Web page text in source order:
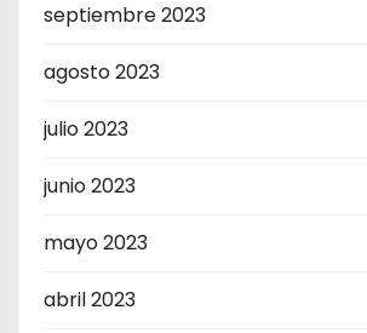
septiembre 2023
agosto 2023
julio 2023
junio 2023
mayo 2023
abril 2023